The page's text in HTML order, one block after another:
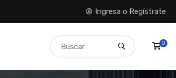
Ingresa o Regístrate
0